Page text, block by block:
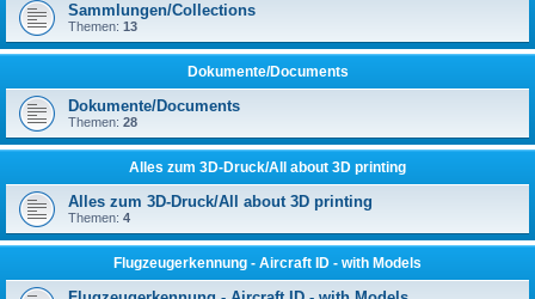
Sammlungen/Collections
Themen: 13
Dokumente/Documents
Dokumente/Documents
Themen: 28
Alles zum 3D-Druck/All about 3D printing
Alles zum 3D-Druck/All about 3D printing
Themen: 4
Flugzeugerkennung - Aircraft ID - with Models